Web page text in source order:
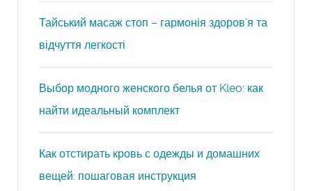
Тайський масаж стоп – гармонія здоров’я та
відчуття легкості
Выбор модного женского белья от Kleo: как
найти идеальный комплект
Как отстирать кровь с одежды и домашних
вещей: пошаговая инструкция